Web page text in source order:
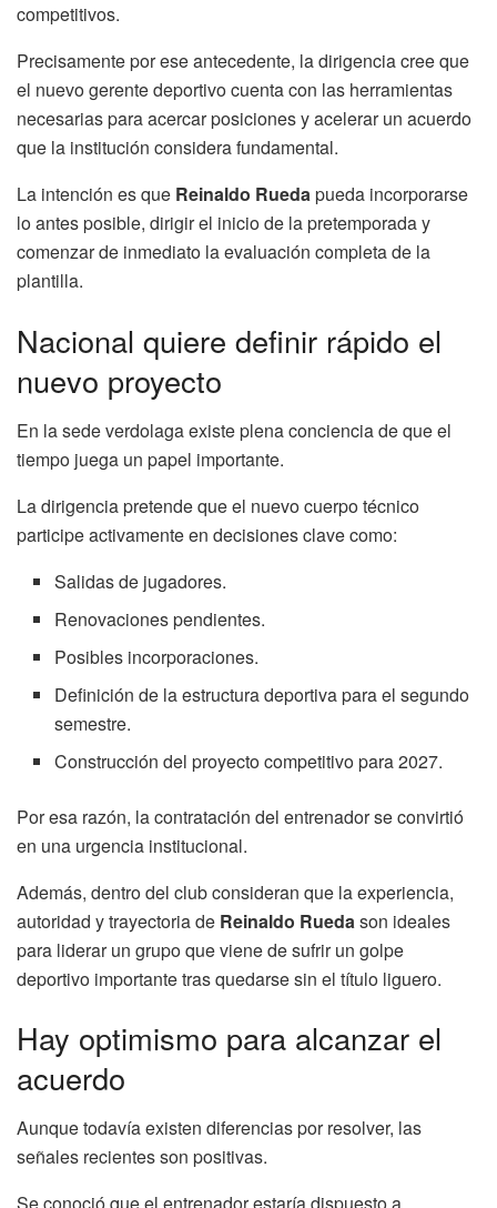
competitivos.
Precisamente por ese antecedente, la dirigencia cree que
el nuevo gerente deportivo cuenta con las herramientas
necesarias para acercar posiciones y acelerar un acuerdo
que la institución considera fundamental.
La intención es que Reinaldo Ruedapueda incorporarse
lo antes posible, dirigir el inicio de la pretemporada y
comenzar de inmediato la evaluación completa de la
plantilla.
Nacional quiere definir rápido el
nuevo proyecto
En la sede verdolaga existe plena conciencia de que el
tiempo juega un papel importante.
La dirigencia pretende que el nuevo cuerpo técnico
participe activamente en decisiones clave como:
Salidas de jugadores.
Renovaciones pendientes.
Posibles incorporaciones.
Definición de la estructura deportiva para el segundo
semestre.
Construcción del proyecto competitivo para 2027.
Por esa razón, la contratación del entrenador se convirtió
en una urgencia institucional.
Además, dentro del club consideran que la experiencia,
autoridad y trayectoria de Reinaldo Rueda son ideales
para liderar un grupo que viene de sufrir un golpe
deportivo importante tras quedarse sin el título liguero.
Hay optimismo para alcanzar el
acuerdo
Aunque todavía existen diferencias por resolver, las
señales recientes son positivas.
Se conoció que el entrenador estaría dispuesto a